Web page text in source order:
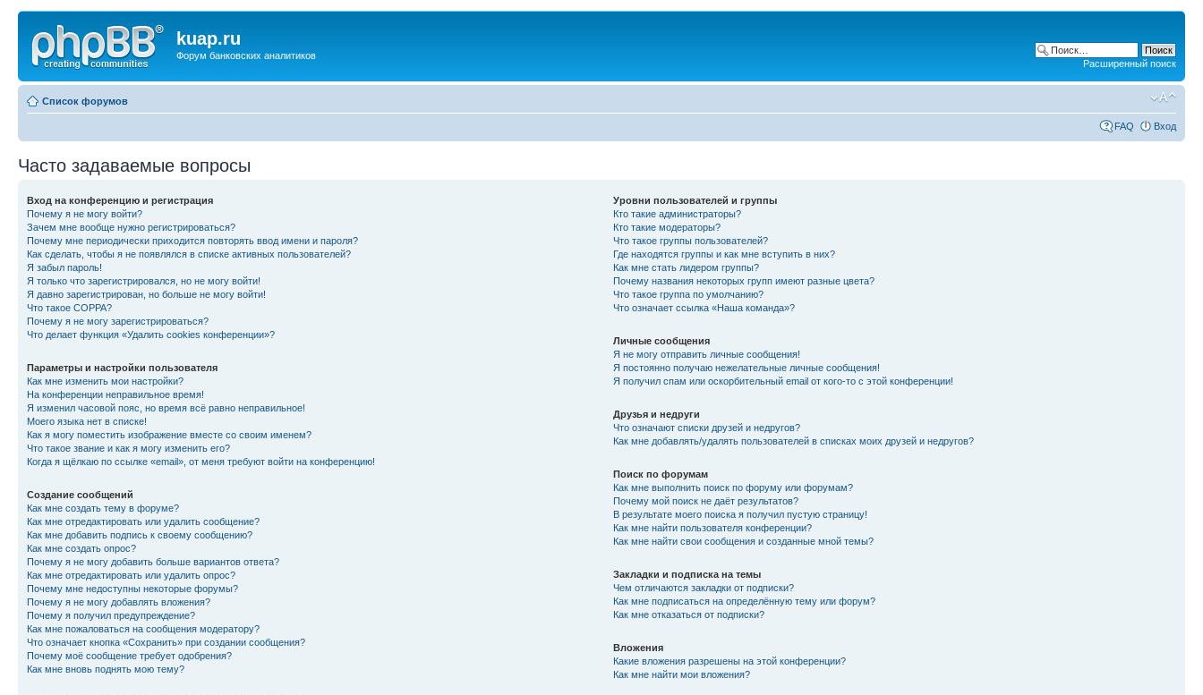
kuap.ru
Форум банковских аналитиков
Расширенный поиск
Список форумов
FAQ Вход
Часто задаваемые вопросы
Вход на конференцию и регистрация
Почему я не могу войти?
Зачем мне вообще нужно регистрироваться?
Почему мне периодически приходится повторять ввод имени и пароля?
Как сделать, чтобы я не появлялся в списке активных пользователей?
Я забыл пароль!
Я только что зарегистрировался, но не могу войти!
Я давно зарегистрирован, но больше не могу войти!
Что такое COPPA?
Почему я не могу зарегистрироваться?
Что делает функция «Удалить cookies конференции»?
Параметры и настройки пользователя
Как мне изменить мои настройки?
На конференции неправильное время!
Я изменил часовой пояс, но время всё равно неправильное!
Моего языка нет в списке!
Как я могу поместить изображение вместе со своим именем?
Что такое звание и как я могу изменить его?
Когда я щёлкаю по ссылке «email», от меня требуют войти на конференцию!
Создание сообщений
Как мне создать тему в форуме?
Как мне отредактировать или удалить сообщение?
Как мне добавить подпись к своему сообщению?
Как мне создать опрос?
Почему я не могу добавить больше вариантов ответа?
Как мне отредактировать или удалить опрос?
Почему мне недоступны некоторые форумы?
Почему я не могу добавлять вложения?
Почему я получил предупреждение?
Как мне пожаловаться на сообщения модератору?
Что означает кнопка «Сохранить» при создании сообщения?
Почему моё сообщение требует одобрения?
Как мне вновь поднять мою тему?
Уровни пользователей и группы
Кто такие администраторы?
Кто такие модераторы?
Что такое группы пользователей?
Где находятся группы и как мне вступить в них?
Как мне стать лидером группы?
Почему названия некоторых групп имеют разные цвета?
Что такое группа по умолчанию?
Что означает ссылка «Наша команда»?
Личные сообщения
Я не могу отправить личные сообщения!
Я постоянно получаю нежелательные личные сообщения!
Я получил спам или оскорбительный email от кого-то с этой конференции!
Друзья и недруги
Что означают списки друзей и недругов?
Как мне добавлять/удалять пользователей в списках моих друзей и недругов?
Поиск по форумам
Как мне выполнить поиск по форуму или форумам?
Почему мой поиск не даёт результатов?
В результате моего поиска я получил пустую страницу!
Как мне найти пользователя конференции?
Как мне найти свои сообщения и созданные мной темы?
Закладки и подписка на темы
Чем отличаются закладки от подписки?
Как мне подписаться на определённую тему или форум?
Как мне отказаться от подписки?
Вложения
Какие вложения разрешены на этой конференции?
Как мне найти мои вложения?